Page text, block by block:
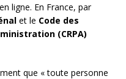
ligne. En France, par
et le Code des
(CRPA)
que « toute personne